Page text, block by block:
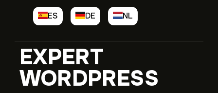
ES DE NL
EXPERT
WORDPRESS